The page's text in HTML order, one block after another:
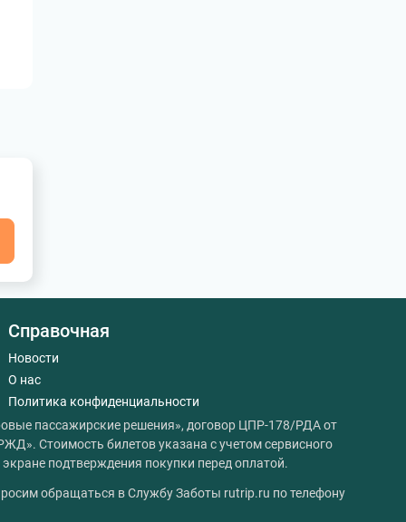
Справочная
Новости
О нас
Политика конфиденциальности
пассажирские решения», договор ЦПР-178/РДА от
Стоимость билетов указана с учетом сервисного
подтверждения покупки перед оплатой.
обращаться в Службу Заботы rutrip.ru по телефону